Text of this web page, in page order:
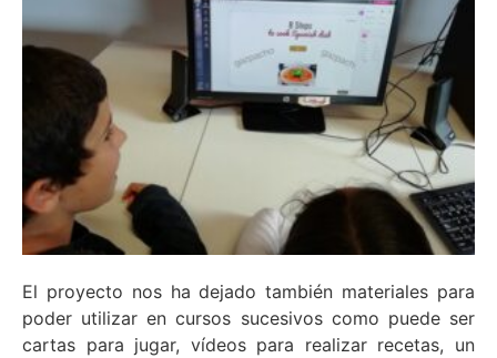
El proyecto nos ha dejado también materiales para
poder utilizar en cursos sucesivos como puede ser
cartas para jugar, vídeos para realizar recetas, un